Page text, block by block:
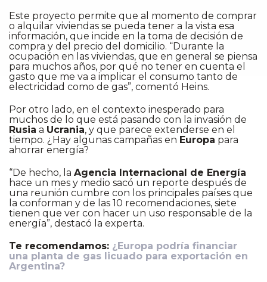
Este proyecto permite que al momento de comprar
o alquilar viviendas se pueda tener a la vista esa
información, que incide en la toma de decisión de
compra y del precio del domicilio. “Durante la
ocupación en las viviendas, que en general se piensa
para muchos años, por qué no tener en cuenta el
gasto que me va a implicar el consumo tanto de
electricidad como de gas”, comentó Heins.
Por otro lado, en el contexto inesperado para
muchos de lo que está pasando con la invasión de
Rusia a Ucrania, y que parece extenderse en el
tiempo. ¿Hay algunas campañas en Europa para
ahorrar energía?
“De hecho, la Agencia Internacional de Energía
hace un mes y medio sacó un reporte después de
una reunión cumbre con los principales países que
la conforman y de las 10 recomendaciones, siete
tienen que ver con hacer un uso responsable de la
energía”, destacó la experta.
Te recomendamos: ¿Europa podría financiar
una planta de gas licuado para exportación en
Argentina?